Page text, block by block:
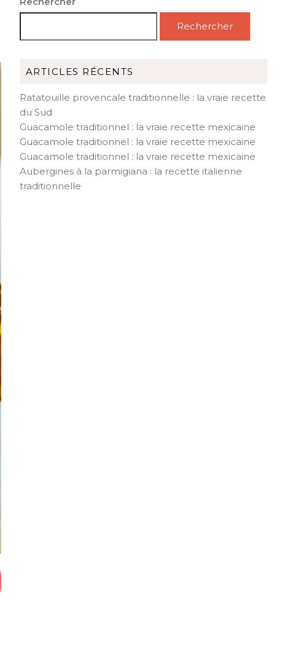
Rechercher
ARTICLES RÉCENTS
Ratatouille provencale traditionnelle : la vraie recette
du Sud
Guacamole traditionnel : la vraie recette mexicaine
Guacamole traditionnel : la vraie recette mexicaine
Guacamole traditionnel : la vraie recette mexicaine
Aubergines à la parmigiana : la recette italienne
traditionnelle